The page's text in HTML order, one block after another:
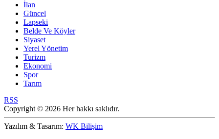
İlan
Güncel
Lapseki
Belde Ve Köyler
Siyaset
Yerel Yönetim
Turizm
Ekonomi
Spor
Tarım
RSS
Copyright © 2026 Her hakkı saklıdır.
Yazılım & Tasarım: WK Bilişim